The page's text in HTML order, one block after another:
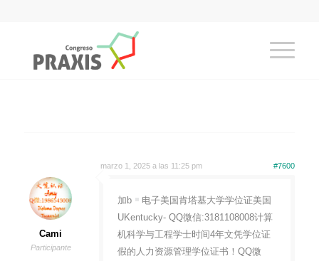
marzo 1, 2025 a las 11:25 pm #7600
Cami
Participante
加b
电子美国肯塔基大学学位证美国
UKentucky- QQ微信:3181108008计算
机科学与工程学士时间4年文凭学位证
假的人力资源管理学位证书！QQ微